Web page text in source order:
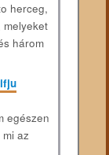
herceg,
melyeket
három
egészen
az